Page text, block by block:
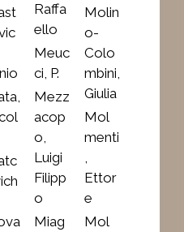
Raffa
ello
Meuc
ci, P.
Mezz
acop
o,
Luigi
Filipp
o
Miag
Molin
o-
Colo
mbini,
Giulia
Mol
menti
Ettor
e
Mol